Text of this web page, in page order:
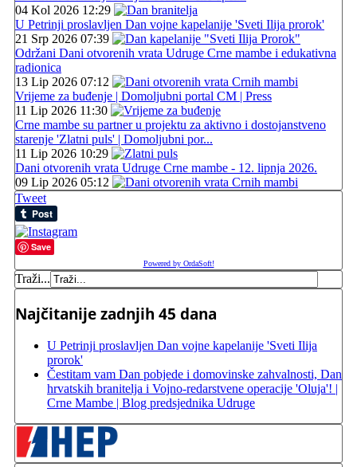
04 Kol 2026 12:29
U Petrinji proslavljen Dan vojne kapelanije 'Sveti Ilija prorok'
21 Srp 2026 07:39
Održani Dani otvorenih vrata Udruge Crne mambe i edukativna
radionica
13 Lip 2026 07:12
Vrijeme za buđenje | Domoljubni portal CM | Press
11 Lip 2026 11:30
Crne mambe su partner u projektu za aktivno i dostojanstveno
starenje 'Zlatni puls' | Domoljubni por...
11 Lip 2026 10:29
Dani otvorenih vrata Udruge Crne mambe - 12. lipnja 2026.
09 Lip 2026 05:12
Tweet
Save
Powered by OrdaSoft!
Traži...
Najčitanije zadnjih 45 dana
U Petrinji proslavljen Dan vojne kapelanije 'Sveti Ilija
prorok'
Čestitam vam Dan pobjede i domovinske zahvalnosti, Dan
hrvatskih branitelja i Vojno-redarstvene operacije 'Oluja'! |
Crne Mambe | Blog predsjednika Udruge